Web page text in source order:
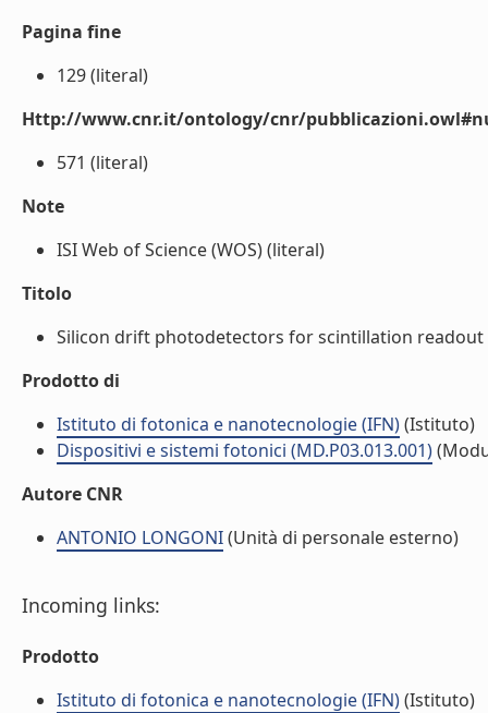
Pagina fine
129 (literal)
Http://www.cnr.it/ontology/cnr/
571 (literal)
Note
ISI Web of Science (WOS) (literal)
Titolo
Silicon drift photodetectors for scintillation readout
Prodotto di
Istituto di fotonica e nanotecnologie (IFN)(Istituto)
Dispositivi e sistemi fotonici (MD.P03.013.001)
Autore CNR
ANTONIO LONGONI(Unità di personale esterno)
Incoming links:
Prodotto
Istituto di fotonica e nanotecnologie (IFN)(Istituto)